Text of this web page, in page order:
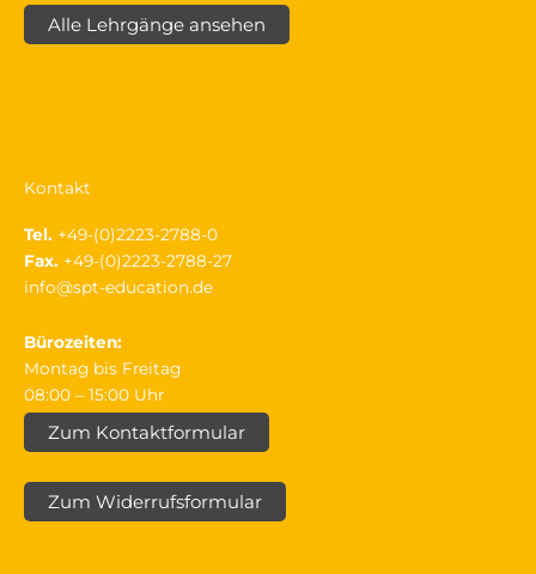
Alle Lehrgänge ansehen
Kontakt
Tel. +49-(0)2223-2788-0
Fax. +49-(0)2223-2788-27
info@spt-education.de
Bürozeiten:
Montag bis Freitag
08:00 – 15:00 Uhr
Zum Kontaktformular
Zum Widerrufsformular